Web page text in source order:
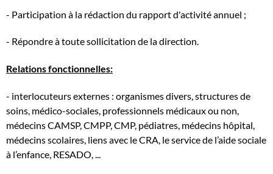
- Participation à la rédaction du rapport d'activité annuel ;
- Répondre à toute sollicitation de la direction.
Relations fonctionnelles:
- interlocuteurs externes : organismes divers, structures de
soins, médico-sociales, professionnels médicaux ou non,
médecins CAMSP, CMPP, CMP, pédiatres, médecins hôpital,
médecins scolaires, liens avec le CRA, le service de l’aide sociale
à l’enfance, RESADO, ...